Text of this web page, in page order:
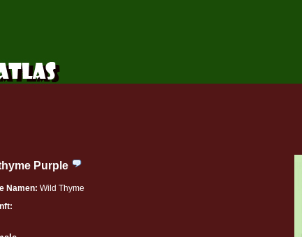
Purple
Namen: Wild Thyme